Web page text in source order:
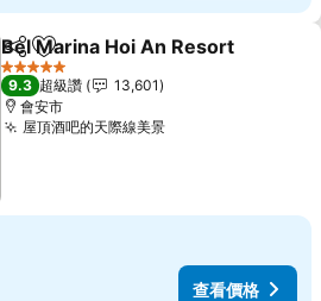
分享 加入我的最愛
Bel Marina Hoi An Resort
5 星級
9.3 超級讚
13,601
會安市
屋頂酒吧的天際線美景
查看價格